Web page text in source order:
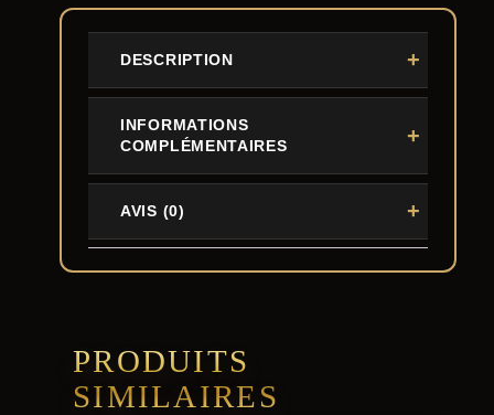
DESCRIPTION
INFORMATIONS
COMPLÉMENTAIRES
AVIS (0)
PRODUITS
SIMILAIRES